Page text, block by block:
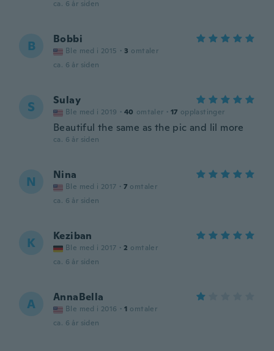
ca. 6 år siden
B Bobbi
Ble med i 2015 · 3 omtaler
ca. 6 år siden
S Sulay
Ble med i 2019 · 40 omtaler · 17 opplastinger
Beautiful the same as the pic and lil more
ca. 6 år siden
N Nina
Ble med i 2017 · 7 omtaler
ca. 6 år siden
K Keziban
Ble med i 2017 · 2 omtaler
ca. 6 år siden
A AnnaBella
Ble med i 2016 · 1 omtaler
ca. 6 år siden